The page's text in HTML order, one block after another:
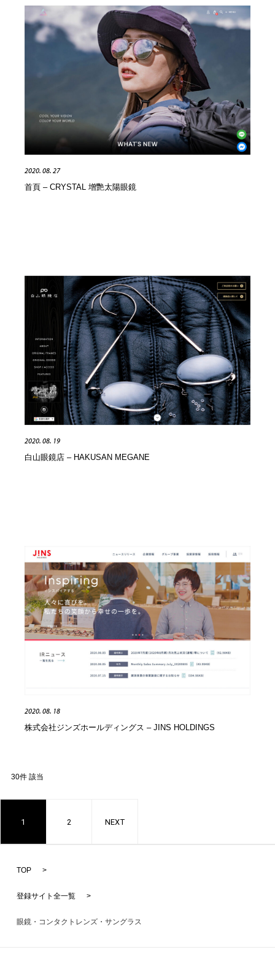
2020. 08. 27
首頁 – CRYSTAL 增艷太陽眼鏡
2020. 08. 19
白山眼鏡店 – HAKUSAN MEGANE
2020. 08. 18
株式会社ジンズホールディングス – JINS HOLDINGS
30件 該当
1 2 NEXT
TOP >
登録サイト全一覧 >
眼鏡・コンタクトレンズ・サングラス